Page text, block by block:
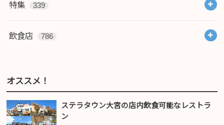
特集 339
飲食店 786
オススメ！
ステラタウン大宮の店内飲食可能なレストラ
ン